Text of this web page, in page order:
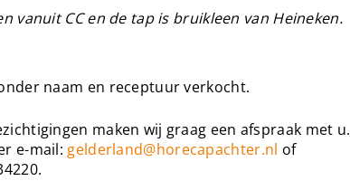
vanuit CC en de tap is bruikleen van Heineken.
naam en receptuur verkocht.
maken wij graag een afspraak met u.
e-mail: gelderland@horecapachter.nl of